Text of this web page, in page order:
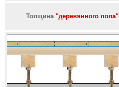
Толщина "деревянного пола"